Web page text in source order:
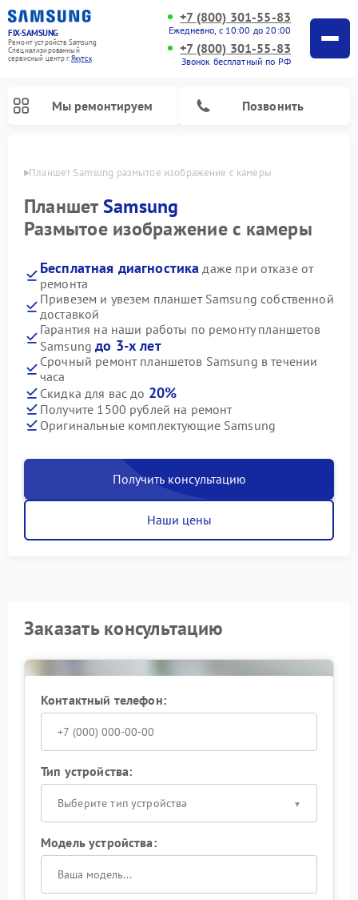
FIX-SAMSUNG
Ремонт устройств Samsung
Специализированный
cервисный центр г.Якутск
+7 (800) 301-55-83
Ежедневно, с 10:00 до 20:00
+7 (800) 301-55-83
Звонок бесплатный по РФ
Мы ремонтируем Позвонить
Планшет Samsung размытое изображение с камеры
ПланшетSamsung
Размытое изображение с камеры
Бесплатная диагностика даже при отказе от
ремонта
Привезем и увезем планшет Samsung собственной
доставкой
Гарантия на наши работы по ремонту планшетов
Samsungдо 3-х лет
Срочный ремонт планшетов Samsung в течении
часа
Скидка для вас до 20%
Получите 1500 рублей на ремонт
Оригинальные комплектующие Samsung
Получить консультацию
Наши цены
Заказать консультацию
Контактный телефон:
Тип устройства:
Выберите тип устройства
Модель устройства: